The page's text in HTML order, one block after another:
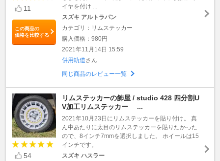
11
この商品の
価格を比較する
イヤを付け ...
スズキ アルトラパン
カテゴリ：リムステッカー
購入価格：980円
2021年11月14日 15:59
併用軌道さん
同じ商品のレビュー一覧
54
リムステッカーの飾屋 / studio 428 四分割U
V加工リムステッカー ...
2021年10月23日にリムステッカーを貼り付け。 真
ん中あたりに太目のリムステッカーを貼りたかった
ので、8インチ7mmを選択しました。 ホイールは15
インチです。
スズキ ハスラー